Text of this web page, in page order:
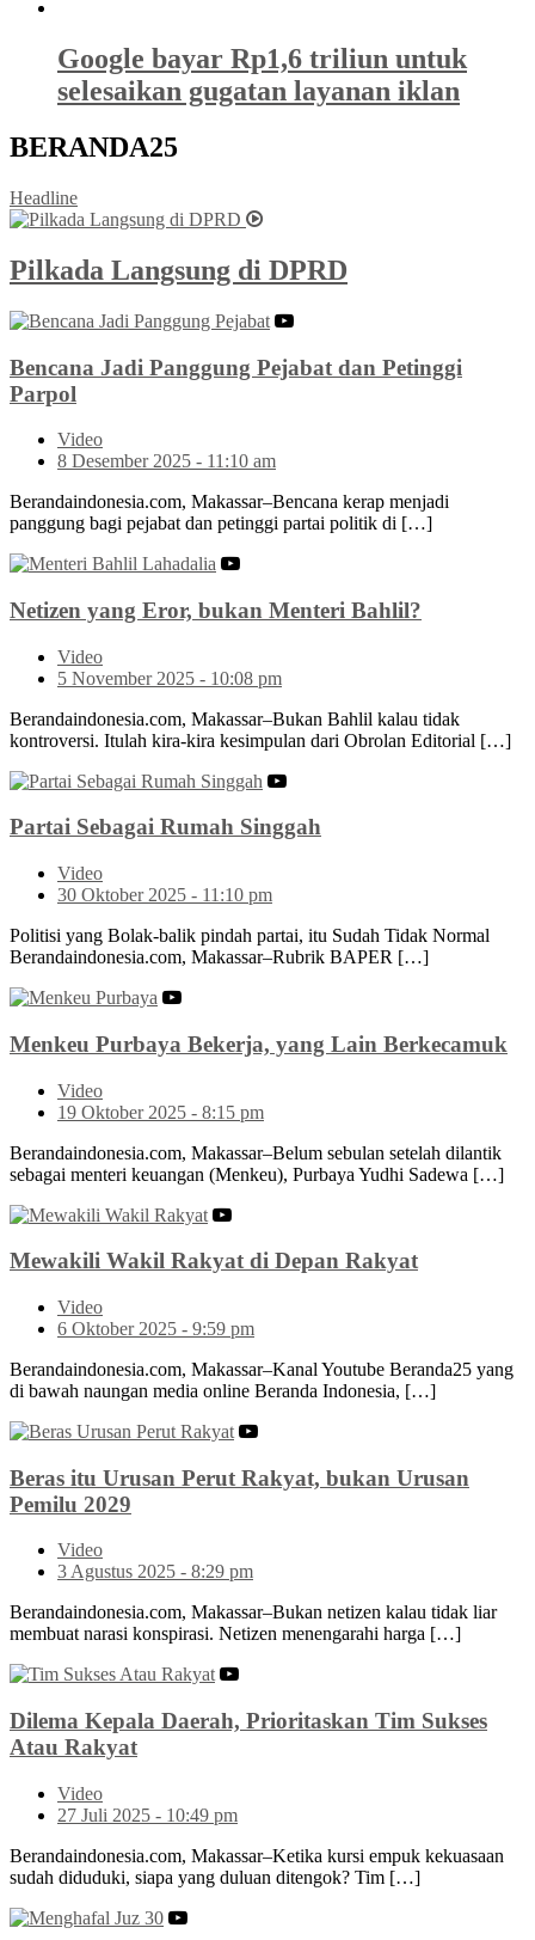
Google bayar Rp1,6 triliun untuk
selesaikan gugatan layanan iklan
BERANDA25
Headline
Pilkada Langsung di DPRD
Bencana Jadi Panggung Pejabat dan Petinggi
Parpol
Video
8 Desember 2025 - 11:10 am
Berandaindonesia.com, Makassar–Bencana kerap menjadi
panggung bagi pejabat dan petinggi partai politik di […]
Netizen yang Eror, bukan Menteri Bahlil?
Video
5 November 2025 - 10:08 pm
Berandaindonesia.com, Makassar–Bukan Bahlil kalau tidak
kontroversi. Itulah kira-kira kesimpulan dari Obrolan Editorial […]
Partai Sebagai Rumah Singgah
Video
30 Oktober 2025 - 11:10 pm
Politisi yang Bolak-balik pindah partai, itu Sudah Tidak Normal
Berandaindonesia.com, Makassar–Rubrik BAPER […]
Menkeu Purbaya Bekerja, yang Lain Berkecamuk
Video
19 Oktober 2025 - 8:15 pm
Berandaindonesia.com, Makassar–Belum sebulan setelah dilantik
sebagai menteri keuangan (Menkeu), Purbaya Yudhi Sadewa […]
Mewakili Wakil Rakyat di Depan Rakyat
Video
6 Oktober 2025 - 9:59 pm
Berandaindonesia.com, Makassar–Kanal Youtube Beranda25 yang
di bawah naungan media online Beranda Indonesia, […]
Beras itu Urusan Perut Rakyat, bukan Urusan
Pemilu 2029
Video
3 Agustus 2025 - 8:29 pm
Berandaindonesia.com, Makassar–Bukan netizen kalau tidak liar
membuat narasi konspirasi. Netizen menengarahi harga […]
Dilema Kepala Daerah, Prioritaskan Tim Sukses
Atau Rakyat
Video
27 Juli 2025 - 10:49 pm
Berandaindonesia.com, Makassar–Ketika kursi empuk kekuasaan
sudah diduduki, siapa yang duluan ditengok? Tim […]